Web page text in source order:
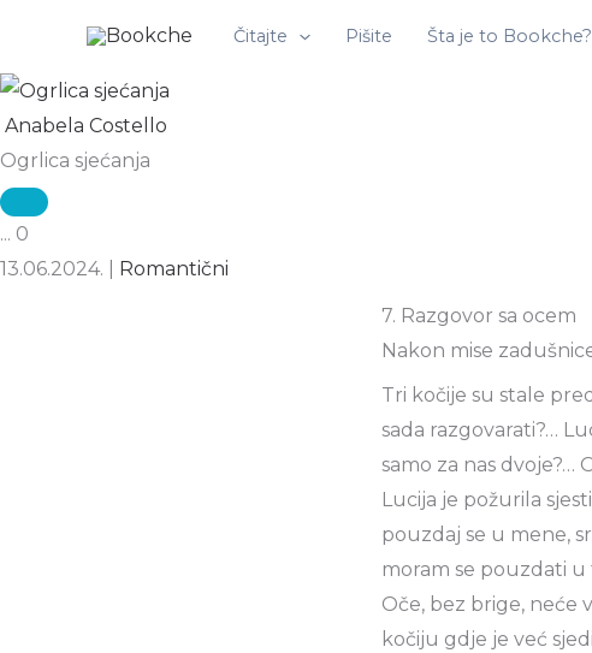
sadržaj
Čitajte Pišite Šta je to Bookche?
Anabela Costello
Ogrlica sjećanja
... 0
13.06.2024.
Romantični
7. Razgovor sa ocem
Nakon mise
Tri kočije su stale
sada razgovarati?…
samo za nas dvoje?…
Lucija je požurila
pouzdaj se u mene,
moram se pouzdati u
Oče, bez brige, neće
kočiju gdje je već